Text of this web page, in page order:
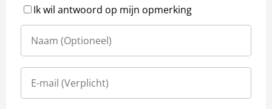
Ik wil antwoord op mijn opmerking